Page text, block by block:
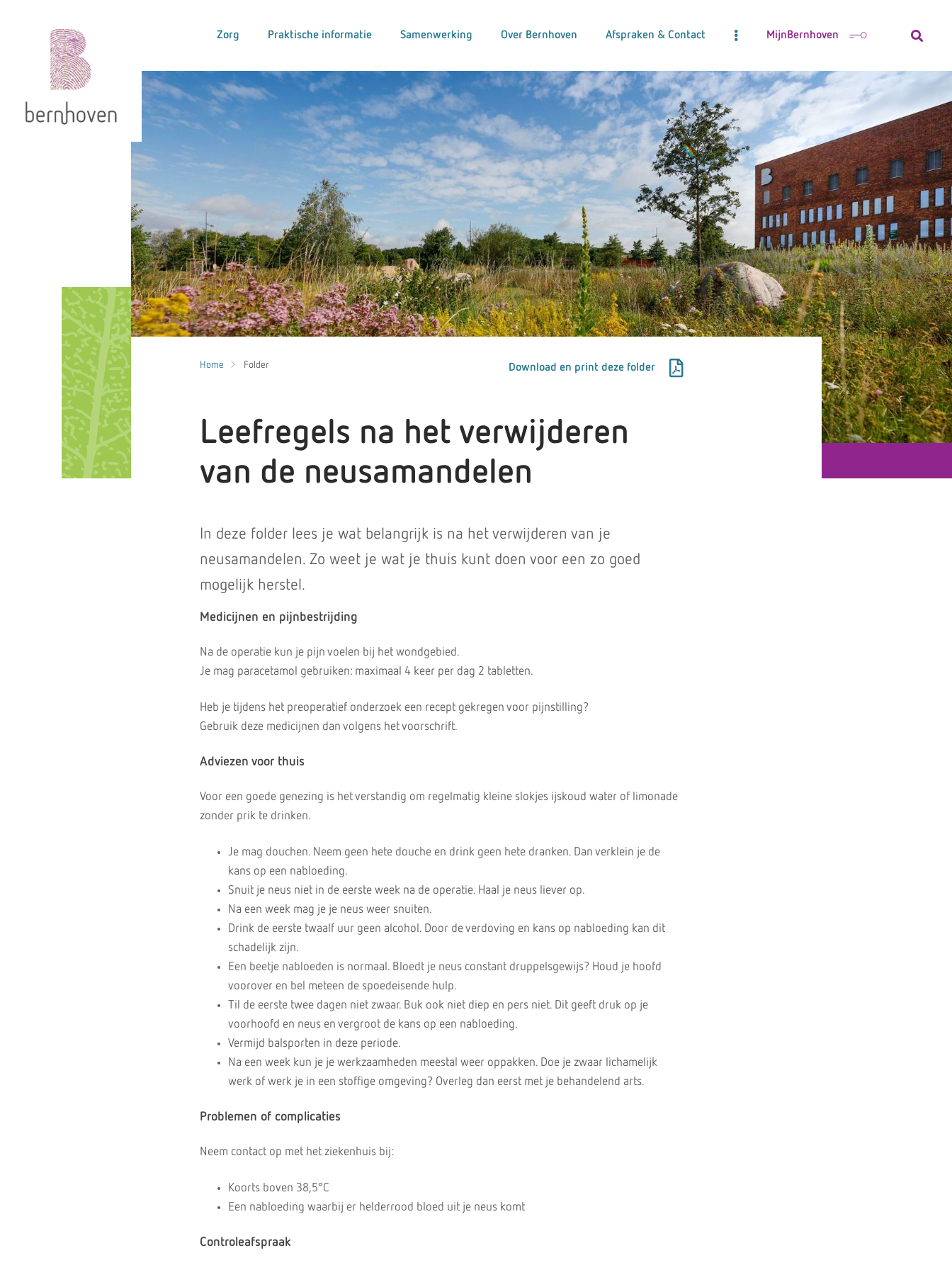
Zorg Praktische informatie Samenwerking Over Bernhoven Afspraken & Contact MijnBernhoven
Home Folder Download en print deze folder
Leefregels na het verwijderen
van de neusamandelen
In deze folder lees je wat belangrijk is na het verwijderen van je
neusamandelen. Zo weet je wat je thuis kunt doen voor een zo goed
mogelijk herstel.
Medicijnen en pijnbestrijding
Na de operatie kun je pijn voelen bij het wondgebied.
Je mag paracetamol gebruiken: maximaal 4 keer per dag 2 tabletten.
Heb je tijdens het preoperatief onderzoek een recept gekregen voor pijnstilling?
Gebruik deze medicijnen dan volgens het voorschrift.
Adviezen voor thuis
Voor een goede genezing is het verstandig om regelmatig kleine slokjes ijskoud water of limonade
zonder prik te drinken.
Je mag douchen. Neem geen hete douche en drink geen hete dranken. Dan verklein je de
kans op een nabloeding.
Snuit je neus niet in de eerste week na de operatie. Haal je neus liever op.
Na een week mag je je neus weer snuiten.
Drink de eerste twaalf uur geen alcohol. Door de verdoving en kans op nabloeding kan dit
schadelijk zijn.
Een beetje nabloeden is normaal. Bloedt je neus constant druppelsgewijs? Houd je hoofd
voorover en bel meteen de spoedeisende hulp.
Til de eerste twee dagen niet zwaar. Buk ook niet diep en pers niet. Dit geeft druk op je
voorhoofd en neus en vergroot de kans op een nabloeding.
Vermijd balsporten in deze periode.
Na een week kun je je werkzaamheden meestal weer oppakken. Doe je zwaar lichamelijk
werk of werk je in een stoffige omgeving? Overleg dan eerst met je behandelend arts.
Problemen of complicaties
Neem contact op met het ziekenhuis bij:
Koorts boven 38,5°C
Een nabloeding waarbij er helderrood bloed uit je neus komt
Controleafspraak